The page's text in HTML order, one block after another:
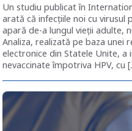
Un studiu publicat în
arată că infecțiile noi cu virusul
apară de-a lungul vieții adulte,
Analiza, realizată pe baza unei
electronice din Statele Unite, a
nevaccinate împotriva HPV, cu